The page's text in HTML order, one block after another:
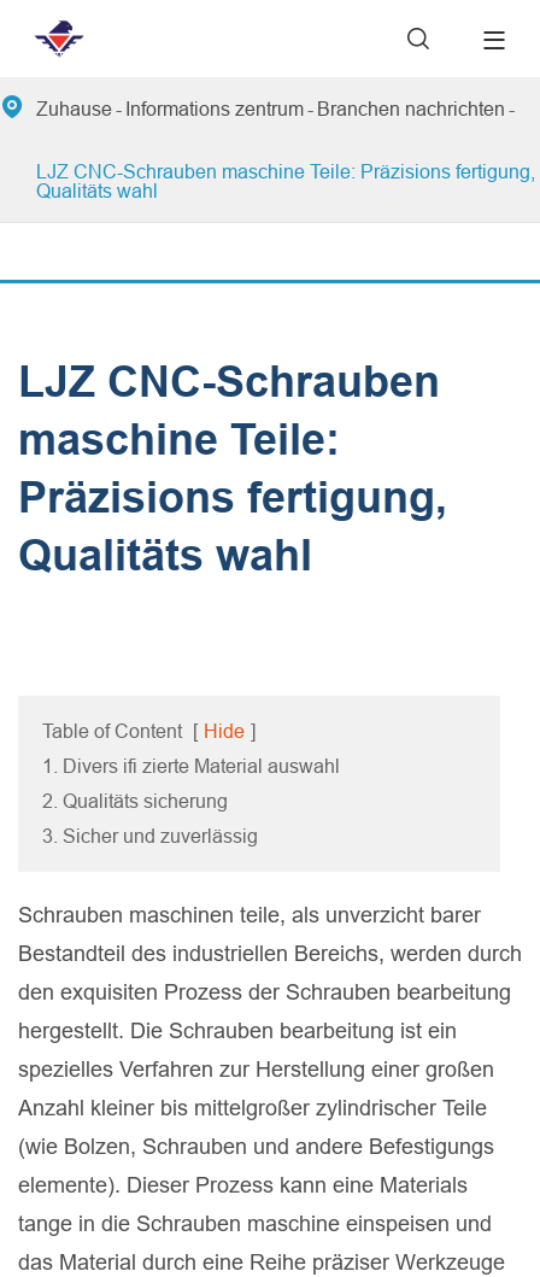

 Zuhause Informations zentrum Branchen nachrichten
LJZ CNC-Schrauben maschine Teile: Präzisions fertigung,
Qualitäts wahl
LJZ CNC-Schrauben
maschine Teile:
Präzisions fertigung,
Qualitäts wahl
Table of Content [ Hide ]
1. Divers ifi zierte Material auswahl
2. Qualitäts sicherung
3. Sicher und zuverlässig
Schrauben maschinen teile, als unverzicht barer
Bestandteil des industriellen Bereichs, werden durch
den exquisiten Prozess der Schrauben bearbeitung
hergestellt. Die Schrauben bearbeitung ist ein
spezielles Verfahren zur Herstellung einer großen
Anzahl kleiner bis mittelgroßer zylindrischer Teile
(wie Bolzen, Schrauben und andere Befestigungs
elemente). Dieser Prozess kann eine Materials
tange in die Schrauben maschine einspeisen und
das Material durch eine Reihe präziser Werkzeuge